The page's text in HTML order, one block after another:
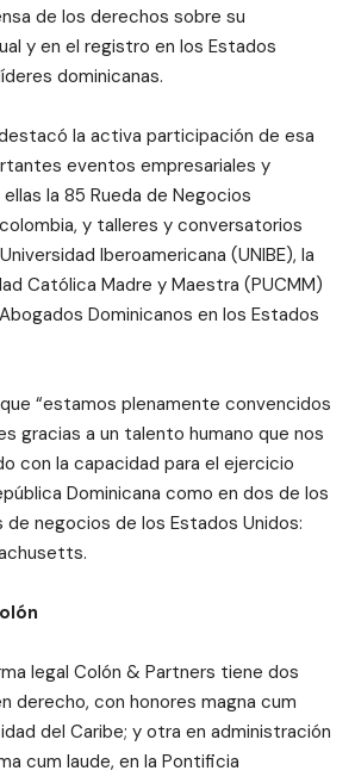
de los derechos sobre su
y en el registro en los Estados
dominicanas.
la activa participación de esa
eventos empresariales y
la 85 Rueda de Negocios
y talleres y conversatorios
Iberoamericana (UNIBE), la
Católica Madre y Maestra (PUCMM)
Dominicanos en los Estados
“estamos plenamente convencidos
gracias a un talento humano que nos
con la capacidad para el ejercicio
Dominicana como en dos de los
negocios de los Estados Unidos:
legal Colón & Partners tiene dos
derecho, con honores magna cum
del Caribe; y otra en administración
cum laude, en la Pontificia